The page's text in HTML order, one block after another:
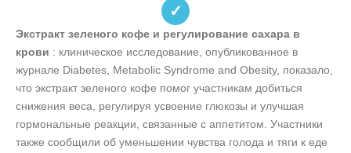
✓
Экстракт зеленого кофе и регулирование сахара в
крови : клиническое исследование, опубликованное в
журнале Diabetes, Metabolic Syndrome and Obesity, показало,
что экстракт зеленого кофе помог участникам добиться
снижения веса, регулируя усвоение глюкозы и улучшая
гормональные реакции, связанные с аппетитом. Участники
также сообщили об уменьшении чувства голода и тяги к еде